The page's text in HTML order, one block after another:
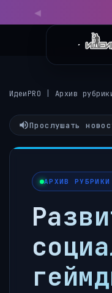
ИдеиPRO Архив
Прослушать
АРХИВ